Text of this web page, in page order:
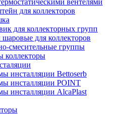
вентелями
для коллекторов
для коллекторных групп
для коллекторов
смесительные группы
инсталляции Bettoserb
инсталляции POINT
инсталляции AlcaPlast